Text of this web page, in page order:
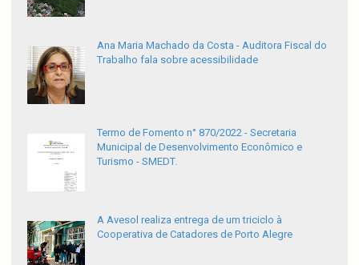
Ana Maria Machado da Costa - Auditora Fiscal do
Trabalho fala sobre acessibilidade
Termo de Fomento n° 870/2022 - Secretaria
Municipal de Desenvolvimento Econômico e
Turismo - SMEDT.
A Avesol realiza entrega de um triciclo à
Cooperativa de Catadores de Porto Alegre